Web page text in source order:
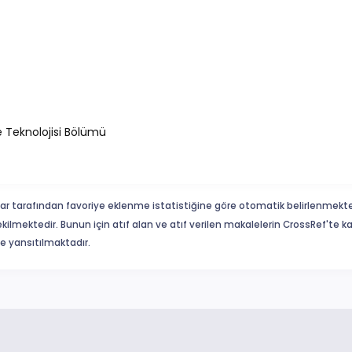
Teknolojisi Bölümü
tarafından favoriye eklenme istatistiğine göre otomatik
Bunun için atıf alan ve atıf verilen makalelerin CrossRef'te
yansıtılmaktadır.